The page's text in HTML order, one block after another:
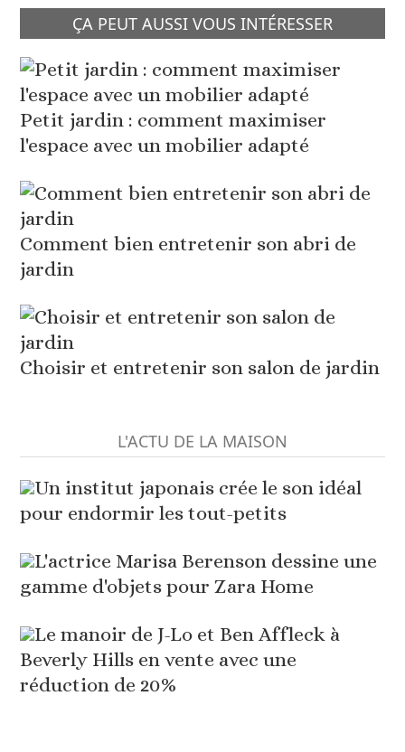
ÇA PEUT AUSSI VOUS INTÉRESSER
Petit jardin : comment maximiser
l'espace avec un mobilier adapté
Comment bien entretenir son abri de
jardin
Choisir et entretenir son salon de jardin
L'ACTU DE LA MAISON
Un institut japonais crée le son idéal
pour endormir les tout-petits
L'actrice Marisa Berenson dessine une
gamme d'objets pour Zara Home
Le manoir de J-Lo et Ben Affleck à
Beverly Hills en vente avec une
réduction de 20%